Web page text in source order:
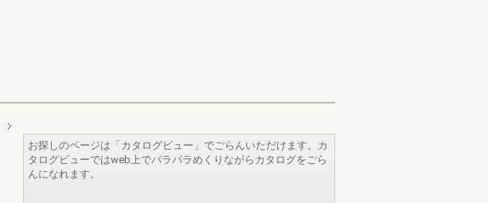
お探しのページは「カタログビュー」でごらんいただけます。カ
タログビューではweb上でパラパラめくりながらカタログをごら
んになれます。